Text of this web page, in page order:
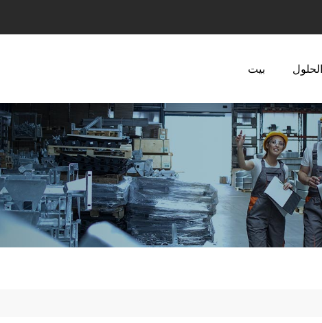
بيت الحلول